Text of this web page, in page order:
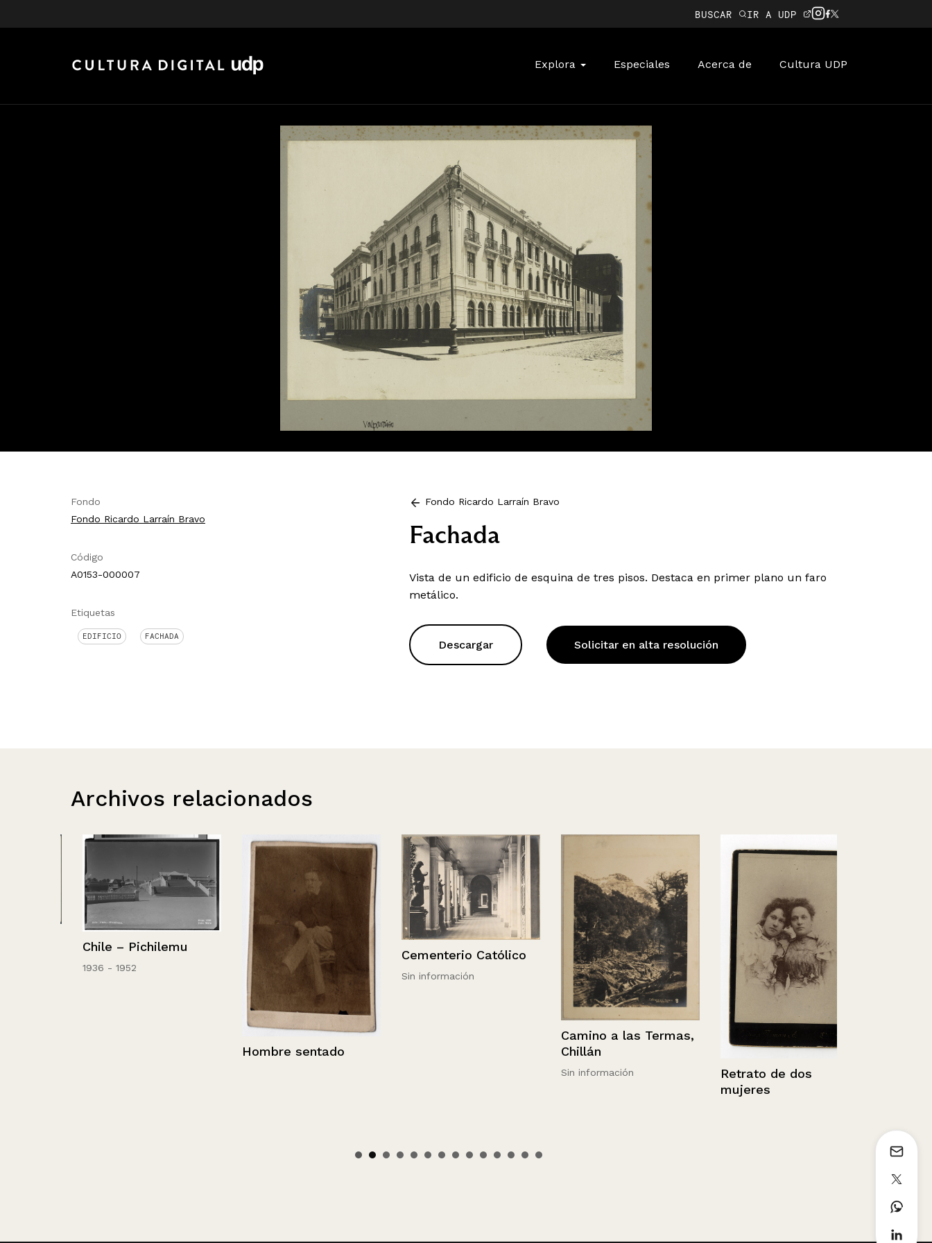
BUSCAR IR A UDP
Explora Especiales Acerca de Cultura UDP
Fondo
Fondo Ricardo Larraín Bravo
Código
A0153-000007
Etiquetas
EDIFICIO FACHADA
Fondo Ricardo Larraín Bravo
Fachada
Vista de un edificio de esquina de tres pisos. Destaca en primer plano un faro
metálico.
Descargar Solicitar en alta resolución
Archivos relacionados
Chile – Pichilemu
1936 - 1952
Hombre sentado
Cementerio Católico
Sin información
Camino a las Termas,
Chillán
Sin información
Retrato de dos
mujeres